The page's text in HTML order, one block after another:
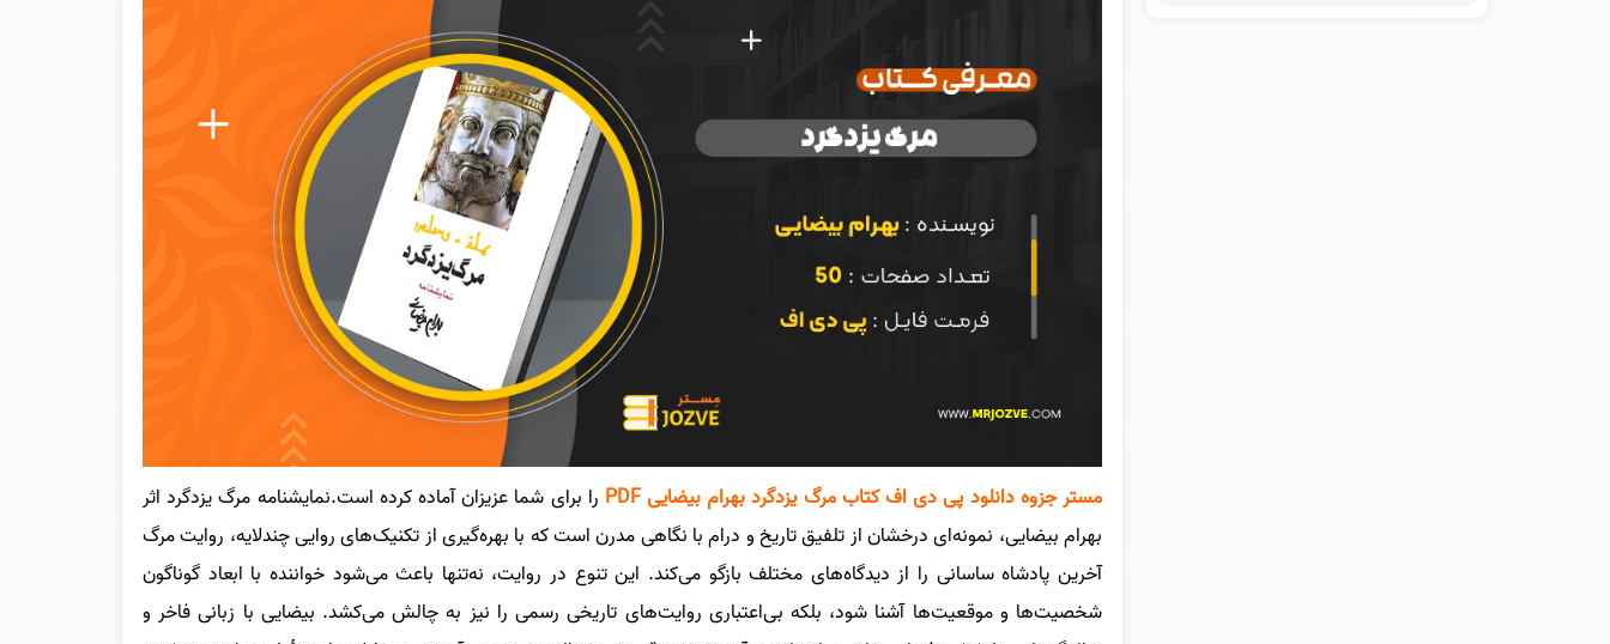
مستر جزوه دانلود پی دی اف کتاب مرگ یزدگرد بهرام بیضایی PDF
را برای شما عزیزان آماده کرده است.نمایشنامه مرگ یزدگرد اثر
بهرام بیضایی، نمونه‌ای درخشان از تلفیق تاریخ و درام با نگاهی مدرن است که با بهره‌گیری از تکنیک‌های روایی چندلایه، روایت مرگ
آخرین پادشاه ساسانی را از دیدگاه‌های مختلف بازگو می‌کند. این تنوع در روایت، نه‌تنها باعث می‌شود خواننده با ابعاد گوناگون
شخصیت‌ها و موقعیت‌ها آشنا شود، بلکه بی‌اعتباری روایت‌های تاریخی رسمی را نیز به چالش می‌کشد. بیضایی با زبانی فاخر و